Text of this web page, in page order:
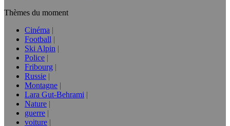
Thèmes du moment
Cinéma
Football
Ski Alpin
Police
Fribourg
Russie
Montagne
Lara Gut-Behrami
Nature
guerre
voiture